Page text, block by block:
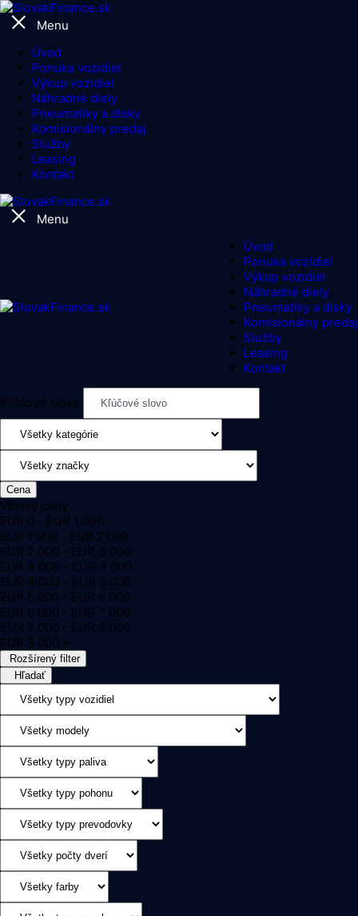
Menu
Úvod
Ponuka vozidiel
Výkup vozidiel
Náhradné diely
Pneumatiky a disky
Komisionálny predaj
Služby
Leasing
Kontakt
Menu
Úvod
Ponuka vozidiel
Výkup vozidiel
Náhradné diely
Pneumatiky a disky
Komisionálny predaj
Služby
Leasing
Kontakt
Kľúčové slovo
Cena
Všetky ceny
EUR 0 - EUR 1 000
EUR 1 000 - EUR 2 000
EUR 2 000 - EUR 3 000
EUR 3 000 - EUR 4 000
EUR 4 000 - EUR 5 000
EUR 5 000 - EUR 6 000
EUR 6 000 - EUR 7 000
EUR 7 000 - EUR 8 000
EUR 8 000 +
Rozšírený filter
Hľadať